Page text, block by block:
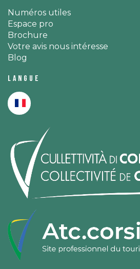
Numéros utiles
Espace pro
Brochure
Votre avis nous intéresse
Blog
Langue